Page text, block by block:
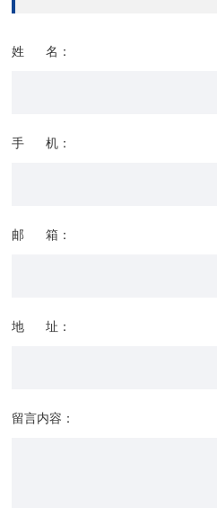
姓 名：
手 机：
邮 箱：
地 址：
留言内容：